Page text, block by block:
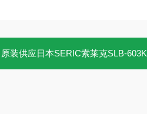
原装供应日本SERIC索莱克SLB-603K人造太阳能照明